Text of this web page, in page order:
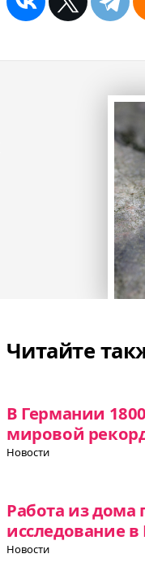
Читайте
В Германии
мировой
Новости
Работа из дома
исследование
Новости